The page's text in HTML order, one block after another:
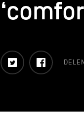
DELEN
Twitter